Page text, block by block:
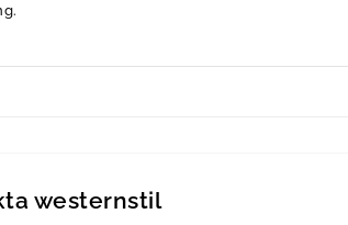
westernstil